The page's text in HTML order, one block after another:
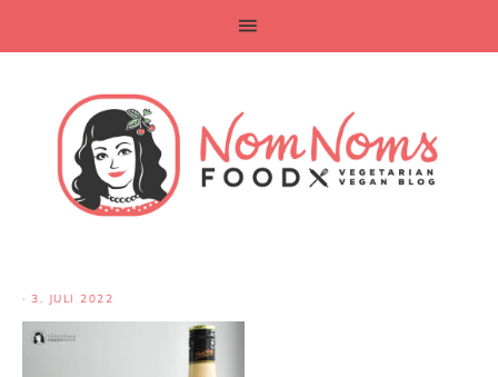
· 3. JULI 2022